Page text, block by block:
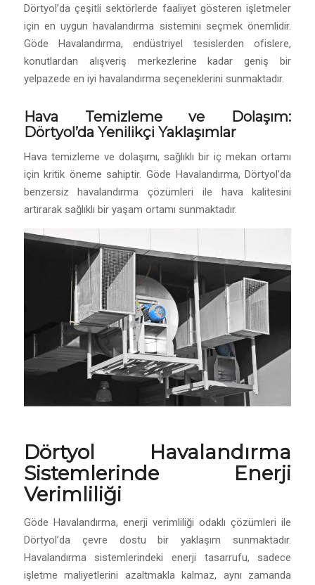
Dörtyol’da çeşitli sektörlerde faaliyet gösteren işletmeler
için en uygun havalandırma sistemini seçmek önemlidir.
Göde Havalandırma, endüstriyel tesislerden ofislere,
konutlardan alışveriş merkezlerine kadar geniş bir
yelpazede en iyi havalandırma seçeneklerini sunmaktadır.
Hava Temizleme ve Dolaşım:
Dörtyol’da Yenilikçi Yaklaşımlar
Hava temizleme ve dolaşımı, sağlıklı bir iç mekan ortamı
için kritik öneme sahiptir. Göde Havalandırma, Dörtyol’da
benzersiz havalandırma çözümleri ile hava kalitesini
artırarak sağlıklı bir yaşam ortamı sunmaktadır.
Dörtyol Havalandırma
Sistemlerinde Enerji
Verimliliği
Göde Havalandırma, enerji verimliliği odaklı çözümleri ile
Dörtyol’da çevre dostu bir yaklaşım sunmaktadır.
Havalandırma sistemlerindeki enerji tasarrufu, sadece
işletme maliyetlerini azaltmakla kalmaz, aynı zamanda